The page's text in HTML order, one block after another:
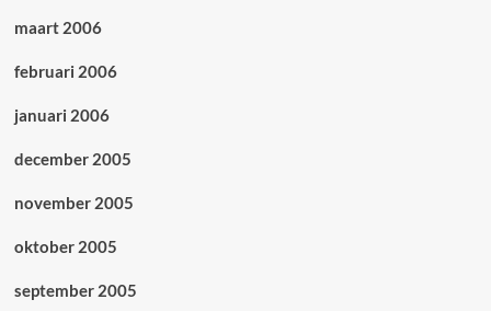
maart 2006
februari 2006
januari 2006
december 2005
november 2005
oktober 2005
september 2005